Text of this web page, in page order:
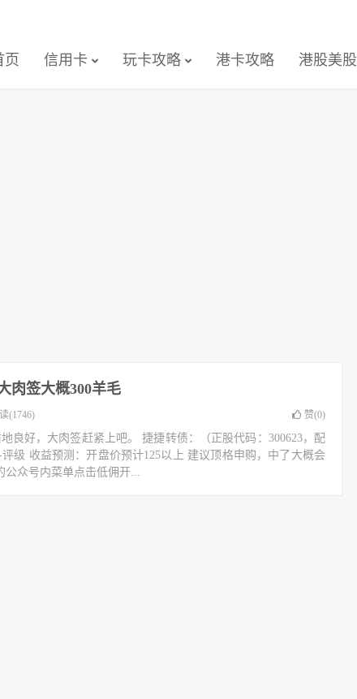
页 信用卡 玩卡攻略 港卡攻略 港股美股
肉签大概300羊毛
(1746) 赞(0)
良好，大肉签赶紧上吧。 捷捷转债：（正股代码：300623，配
级 收益预测：开盘价预计125以上 建议顶格申购，中了大概会
公众号内菜单点击低佣开...